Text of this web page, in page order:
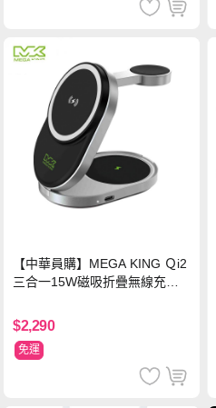
【中華員購】MEGA KING Ｑi2
三合一15W磁吸折疊無線充電
$2,290
免運